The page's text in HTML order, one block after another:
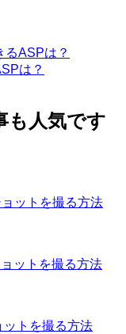
るASPは？
は？
ットを撮る方法
ットを撮る方法
ットを撮る方法